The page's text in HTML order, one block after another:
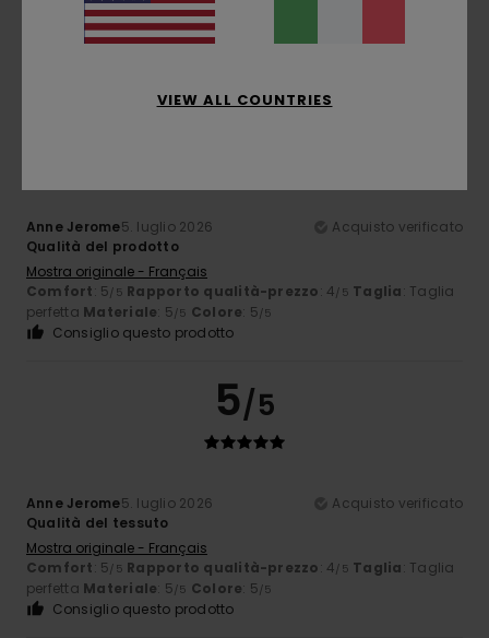
Comfort: 5/5 Rapporto qualità-prezzo
Materiale: 5/5 Colore
5
Anne Jerome5. luglio 2026
Acquisto verificato
Qualità del prodotto
Mostra originale - Français
Comfort: 5/5 Rapporto qualità-prezzo: 4/5 Taglia: Taglia
perfetta Materiale: 5/5 Colore: 5/5
Consiglio questo prodotto
5/5
Anne Jerome5. luglio 2026
Acquisto verificato
Qualità del tessuto
Mostra originale - Français
Comfort: 5/5 Rapporto qualità-prezzo: 4/5 Taglia: Taglia
perfetta Materiale: 5/5 Colore: 5/5
Consiglio questo prodotto
VIEW ALL COUNTRIES